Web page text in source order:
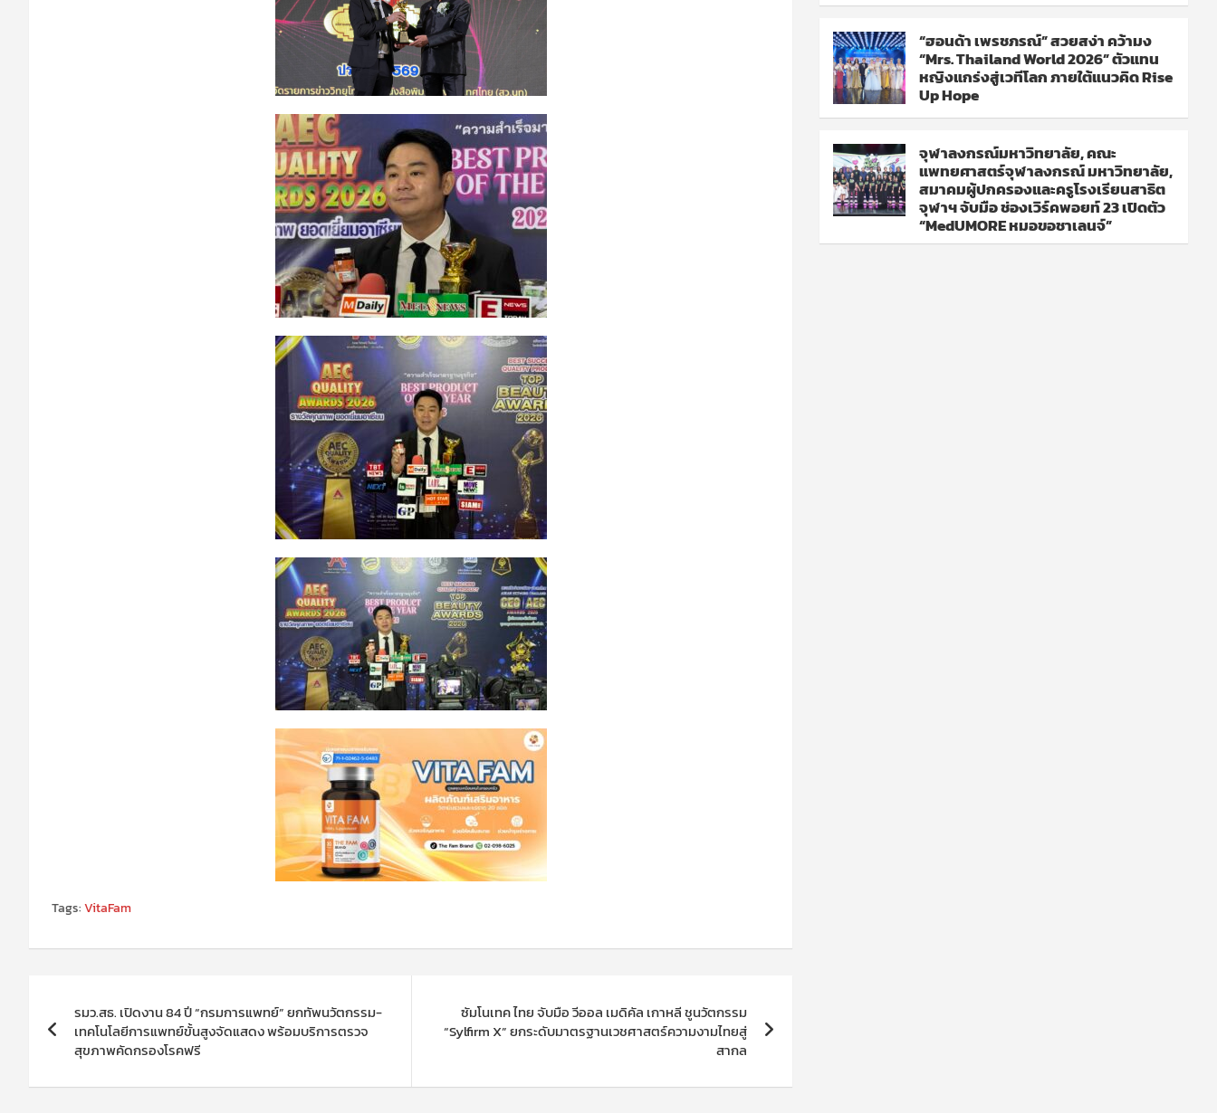
Tags:VitaFam
เรื่องรมว.สธ. เปิดงาน 84 ปี “กรมการแพทย์” ยกทัพนวัตกรรม-
เทคโนโลยีการแพทย์ขั้นสูงจัดแสดง พร้อมบริการตรวจ
สุขภาพคัดกรองโรคฟรี
ซัมโนเทค ไทย จับมือ วีออล เมดิคัล เกาหลี ชูนวัตกรรม
“Sylfirm X” ยกระดับมาตรฐานเวชศาสตร์ความงามไทยสู่
สากล
“ฮอนด้า เพรชภรณ์” สวยสง่า คว้ามง
“Mrs. Thailand World 2026” ตัวแทน
หญิงแกร่งสู่เวทีโลก ภายใต้แนวคิด Rise
Up Hope
จุฬาลงกรณ์มหาวิทยาลัย, คณะ
แพทยศาสตร์จุฬาลงกรณ์ มหาวิทยาลัย,
สมาคมผู้ปกครองและครูโรงเรียนสาธิต
จุฬาฯ จับมือ ช่องเวิร์คพอยท์ 23 เปิดตัว
“MedUMORE หมอขอชาเลนจ์”